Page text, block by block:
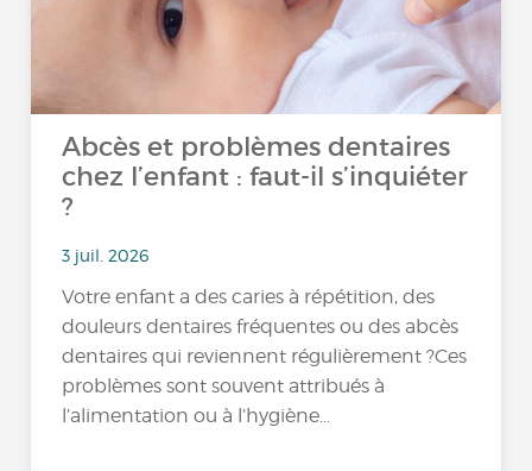
Abcès et problèmes dentaires
chez l’enfant : faut-il s’inquiéter
?
3 juil. 2026
Votre enfant a des caries à répétition, des
douleurs dentaires fréquentes ou des abcès
dentaires qui reviennent régulièrement ?Ces
problèmes sont souvent attribués à
l’alimentation ou à l’hygiène...